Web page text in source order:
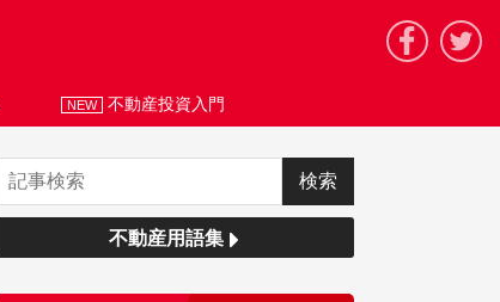
NEW 不動産投資入門
不動産用語集